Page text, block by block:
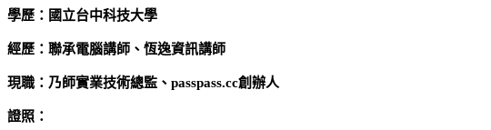
學歷：國立台中科技大學
經歷：聯承電腦講師、恆逸資訊講師
現職：乃師實業技術總監、passpass.cc創辦人
證照：